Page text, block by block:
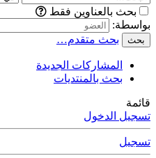
بحث بالعناوين فقط
بواسطة:
بحث بحث متقدم…
المشاركات الجديدة
بحث بالمنتديات
قائمة
تسجيل الدخول
تسجيل